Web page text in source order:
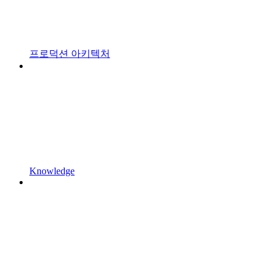
프로덕션 아키텍처
Knowledge